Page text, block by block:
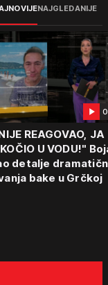
NAJGLEDANIJE
REAGOVAO, JA
U VODU!"
detalje
bake u Grčkoj